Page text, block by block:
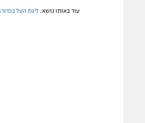
עוד באותו נושא: ליגת העל